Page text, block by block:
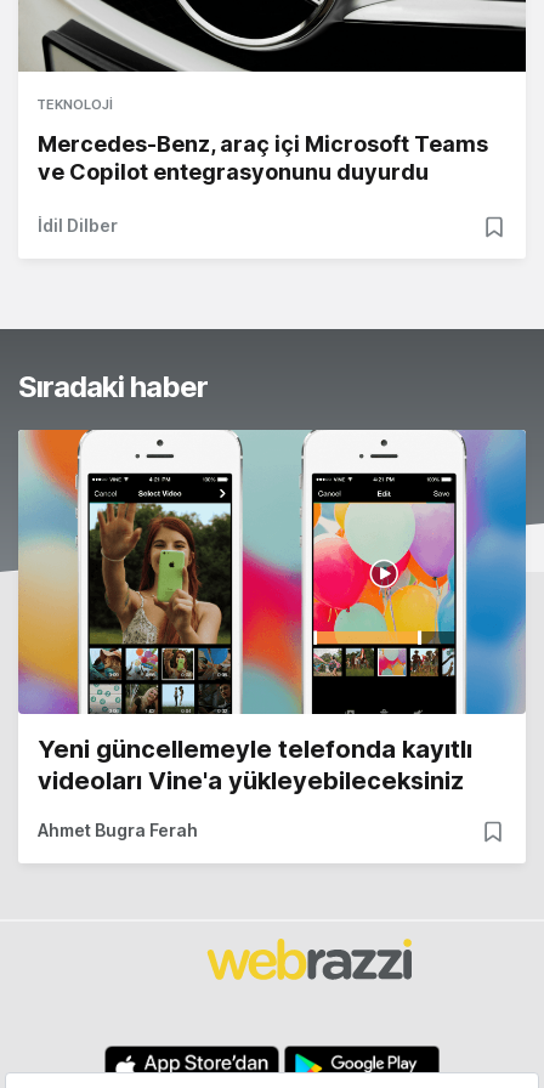
TEKNOLOJI
Mercedes-Benz, araç içi Microsoft Teams
ve Copilot entegrasyonunu duyurdu
İdil Dilber
Sıradaki haber
Yeni güncellemeyle telefonda kayıtlı
videoları Vine'a yükleyebileceksiniz
Ahmet Bugra Ferah